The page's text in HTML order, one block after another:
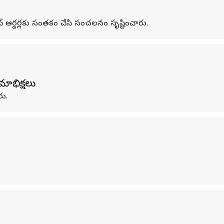
సంతకం చేసి సంచలనం సృష్టించారు.